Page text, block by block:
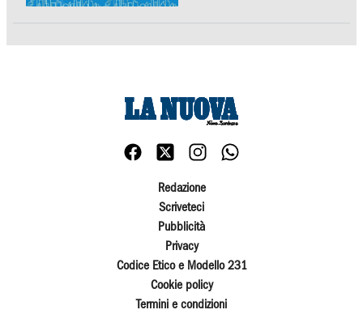
Redazione
Scriveteci
Pubblicità
Privacy
Codice Etico e Modello 231
Cookie policy
Termini e condizioni